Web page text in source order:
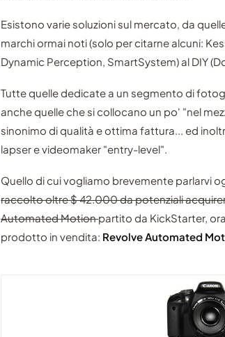
Esistono varie soluzioni sul mercato, da
marchi ormai noti (solo per citarne alcuni:
Dynamic Perception, SmartSystem) al DIY
Tutte quelle dedicate a un segmento di
anche quelle che si collocano un po' "nel
sinonimo di qualità e ottima fattura... ed
lapser e videomaker "entry-level".
Quello di cui vogliamo brevemente parlarvi
raccolto oltre $ 42.000 da potenziali
Automated Motionpartito da KickStarter,
prodotto in vendita: Revolve Automated